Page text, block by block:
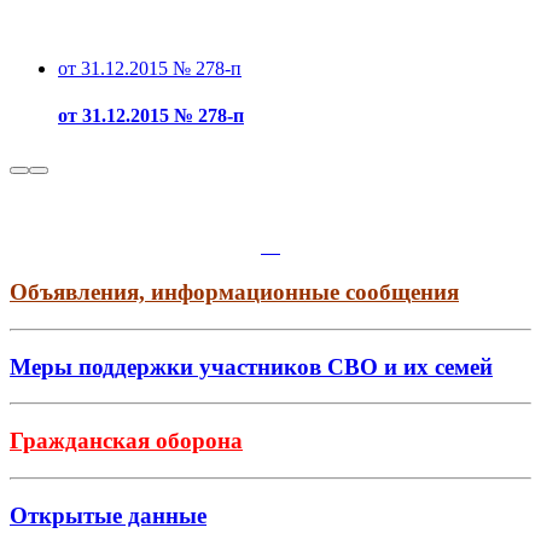
от 31.12.2015 № 278-п
от 31.12.2015 № 278-п
Объявления, информационные сообщения
Меры поддержки участников СВО и их семей
Гражданская оборона
Открытые данные